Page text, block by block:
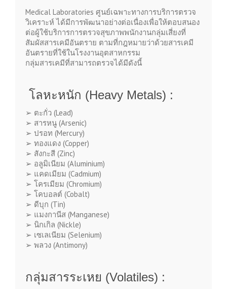
Medical Laboratories ศูนย์เฉพาะทางการบริการตรวจ
วิเคราะห์ ได้มีการพัฒนาอย่างต่อเนื่องเพื่อให้ตอบสนอง
ต่อผู้ใช้บริการการตรวจสุขภาพพนักงานกลุ่มเสี่ยงที่
สัมผัสสารเคมีอันตราย ตามที่กฎหมายว่าด้วยสารเคมี
อันตรายที่ใช้ในโรงงานอุตสาหกรรม
กลุ่มสารเคมีที่สามารถตรวจได้มีดังนี้
โลหะหนัก (Heavy Metals) :
➢ ตะกั่ว (Lead)
➢ สารหนู (Arsenic)
➢ ปรอท (Mercury)
➢ ทองแดง (Copper)
➢ สังกะสี (Zinc)
➢ อลูมิเนียม (Aluminium)
➢ แคดเมียม (Cadmium)
➢ โครเมียม (Chromium)
➢ โคบอลต์ (Cobalt)
➢ ดีบุก (Tin)
➢ แมงกานีส (Manganese)
➢ นิกเกิล (Nickle)
➢ เซเลเนียม (Selenium)
➢ พลวง (Antimony)
กลุ่มสารระเหย (Volatiles) :